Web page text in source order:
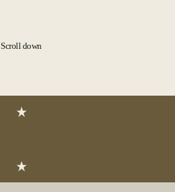
Scroll down